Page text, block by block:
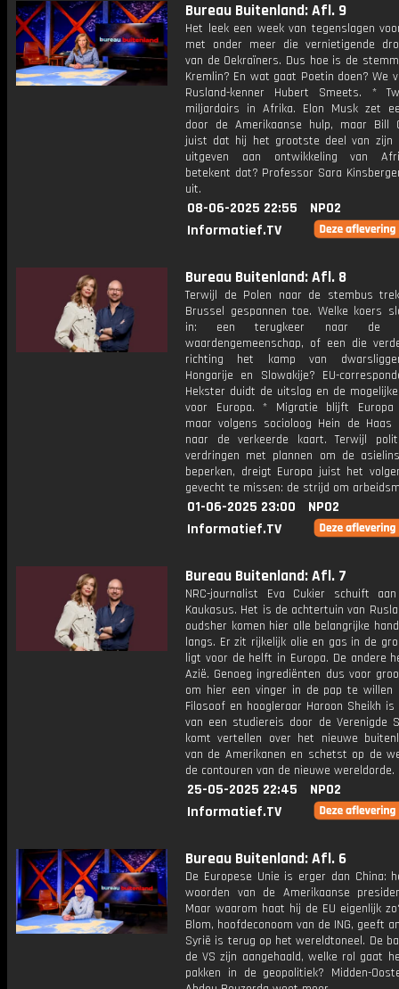
Bureau Buitenland: Afl. 9
Het leek een week van tegenslagen
met onder meer die vernietigende
van de Oekraïners. Dus hoe is de
Kremlin? En wat gaat Poetin doen? We
Rusland-kenner Hubert Smeets. *
miljardairs in Afrika. Elon Musk zet
door de Amerikaanse hulp, maar Bill
juist dat hij het grootste deel van zijn
uitgeven aan ontwikkeling van
betekent dat? Professor Sara
uit.
08-06-2025 22:55
NPO2
Informatief.TV
Bureau Buitenland: Afl. 8
Terwijl de Polen naar de stembus
Brussel gespannen toe. Welke koers
in: een terugkeer naar de
waardengemeenschap, of een die
richting het kamp van
Hongarije en Slowakije? EU-
Hekster duidt de uitslag en de
voor Europa. * Migratie blijft Europa
maar volgens socioloog Hein de Haas
naar de verkeerde kaart. Terwijl
verdringen met plannen om de
beperken, dreigt Europa juist het
gevecht te missen: de strijd om
01-06-2025 23:00
NPO2
Informatief.TV
Bureau Buitenland: Afl. 7
NRC-journalist Eva Cukier schuift
Kaukasus. Het is de achtertuin van
oudsher komen hier alle belangrijke
langs. Er zit rijkelijk olie en gas in de
ligt voor de helft in Europa. De andere
Azië. Genoeg ingrediënten dus voor
om hier een vinger in de pap te willen
Filosoof en hoogleraar Haroon Sheikh
van een studiereis door de Verenigde
komt vertellen over het nieuwe
van de Amerikanen en schetst op de
de contouren van de nieuwe wereldorde.
25-05-2025 22:45
NPO2
Informatief.TV
Bureau Buitenland: Afl. 6
De Europese Unie is erger dan China:
woorden van de Amerikaanse
Maar waarom haat hij de EU eigenlijk
Blom, hoofdeconoom van de ING, geeft
Syrië is terug op het wereldtoneel. De
de VS zijn aangehaald, welke rol gaat
pakken in de geopolitiek? Midden-